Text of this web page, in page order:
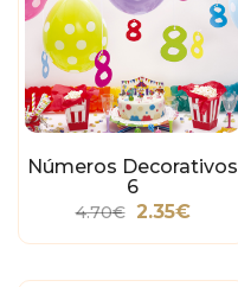
Números Decorativos
6
4.70€ 2.35€